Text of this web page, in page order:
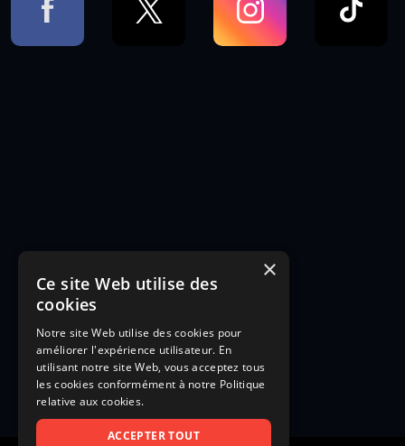
×
Ce site Web utilise des
cookies
Notre site Web utilise des cookies pour
améliorer l'expérience utilisateur. En
utilisant notre site Web, vous acceptez tous
les cookies conformément à notre Politique
relative aux cookies.
ACCEPTER TOUT